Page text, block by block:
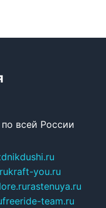
всей России
kraft-you.ru
rastenuya.ru
freeride-team.ru